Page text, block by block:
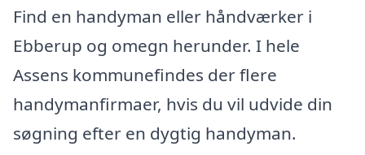
Find en handyman eller håndværker i
Ebberup og omegn herunder. I hele
Assens kommunefindes der flere
handymanfirmaer, hvis du vil udvide din
søgning efter en dygtig handyman.